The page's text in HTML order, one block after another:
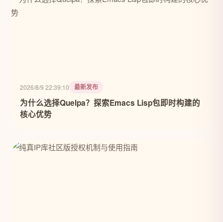
2026/8/9 22:39:10 最新发布
为什么选择Quelpa？探索Emacs Lisp包即时构建的
核心优势